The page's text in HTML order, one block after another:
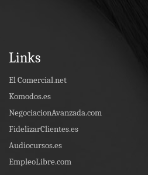
Links
El Comercial.net
Komodos.es
NegociacionAvanzada.com
FidelizarClientes.es
Audiocursos.es
EmpleoLibre.com